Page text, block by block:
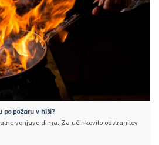
po požaru v hiši?
vonjave dima. Za učinkovito odstranitev